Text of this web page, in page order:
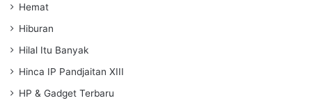
Hemat
Hiburan
Hilal Itu Banyak
Hinca IP Pandjaitan XIII
HP & Gadget Terbaru